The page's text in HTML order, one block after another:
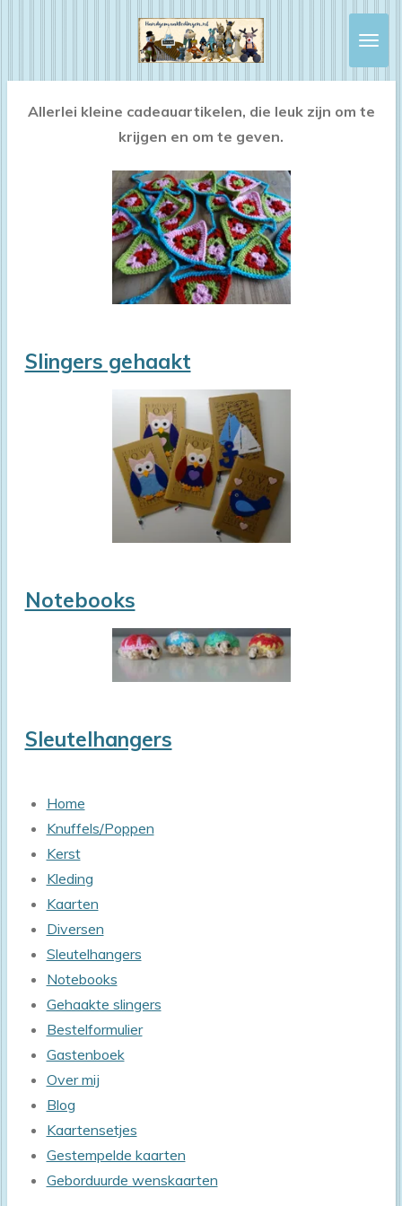
hoofdinhoud
Allerlei kleine cadeauartikelen, die leuk zijn om te
krijgen en om te geven.
Slingers gehaakt
Notebooks
Sleutelhangers
Home
Knuffels/Poppen
Kerst
Kleding
Kaarten
Diversen
Sleutelhangers
Notebooks
Gehaakte slingers
Bestelformulier
Gastenboek
Over mij
Blog
Kaartensetjes
Gestempelde kaarten
Geborduurde wenskaarten